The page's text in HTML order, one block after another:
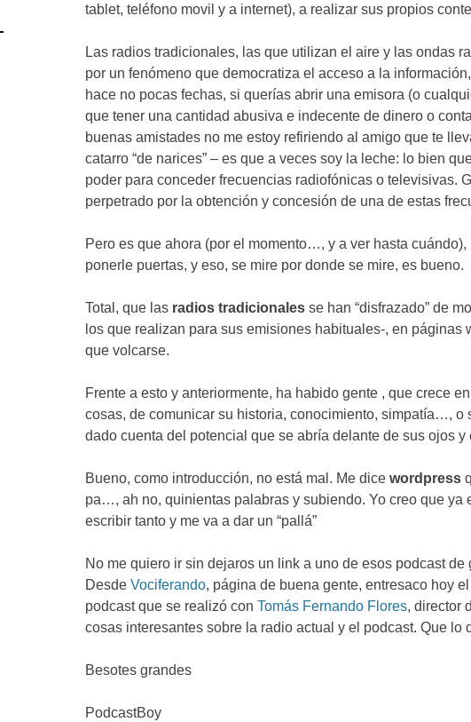
tablet,teléfono movil y a internet),a realizar sus propios
Las radios tradicionales, las que utilizan el aire y las ondas
por un fenómeno que democratiza el acceso a la información
hace no pocas fechas,si querías abrir una emisora (o
que tener una cantidad abusiva e indecente de dinero o
buenas amistades no me estoy refiriendo al amigo que te
catarro “de narices” –es que a veces soy la leche: lo bien
poder para conceder frecuencias radiofónicas o televisivas.
perpetrado por la obtención y concesión de una de estas
Pero es que ahora (por el momento…,y a ver hasta cuándo),
ponerle puertas,y eso,se mire por donde se mire,es bueno.
Total ,que las radios tradicionales se han “disfrazado”de
los que realizan para sus emisiones habituales-,en páginas
que volcarse.
Frente a esto y anteriormente, ha habido gente ,que crece
cosas,de comunicar su historia,conocimiento,simpatía…,o
dado cuenta del potencial que se abría delante de sus ojos
Bueno,como introducción, no está mal . Me dice wordpress
pa…,ah no,quinientas palabras y subiendo.Yo creo que ya
escribir tanto y me va a dar un “pallá”
No me quiero ir sin dejaros un link a uno de esos podcast de
Desde Vociferando, página de buena gente,entresaco hoy
podcast que se realizó con Tomás Fernando Flores,director
cosas interesantes sobre la radio actual y el podcast.Que lo
Besotes grandes
PodcastBoy